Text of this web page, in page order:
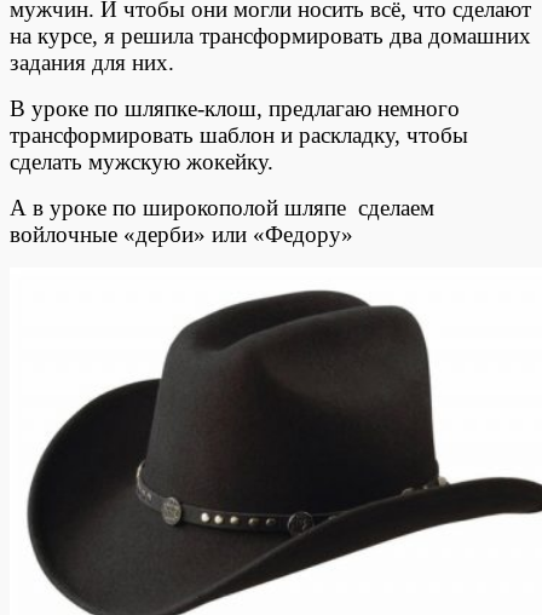
мужчин. И чтобы они могли носить всё, что сделают
на курсе, я решила трансформировать два домашних
задания для них.
В уроке по шляпке-клош, предлагаю немного
трансформировать шаблон и раскладку, чтобы
сделать мужскую жокейку.
А в уроке по широкополой шляпе сделаем
войлочные «дерби» или «Федору»